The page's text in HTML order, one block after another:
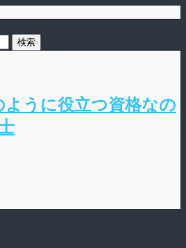
ように役立つ資格なの